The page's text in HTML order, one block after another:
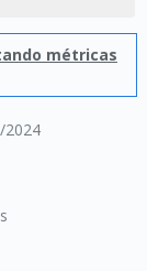
2024
métricas